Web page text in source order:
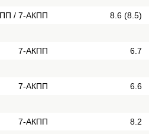
/ 7-АКПП 8.6 (8.5)
7-АКПП 6.7
7-АКПП 6.6
7-АКПП 8.2